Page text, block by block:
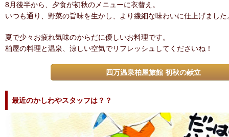
8月後半から、夕食が初秋のメニューに衣替え。
いつも通り、野菜の旨味を生かし、より繊細な味わいに仕上げました
夏で少々お疲れ気味のからだに優しいお料理です。
柏屋の料理と温泉、涼しい空気でリフレッシュしてくださいね！
四万温泉柏屋旅館 初秋の献立
最近のかしわやスタッフは？？